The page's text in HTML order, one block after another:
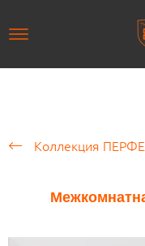
Коллекция